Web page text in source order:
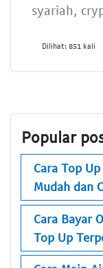
syariah,
Dilihat: 851 kali
Popular
Cara Top
Mudah dan
Cara Bayar
Top Up